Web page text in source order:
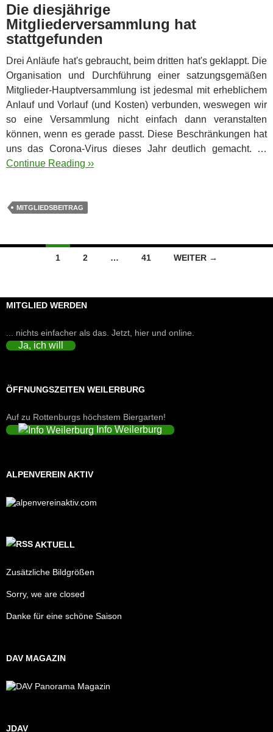
Die diesjährige
Mitgliederversammlung hat
stattgefunden
Drei Anläufe hat's gebraucht, beim dritten hat's geklappt. Die
Organisation und Durchführung einer satzungsgemäßen
Mitglieder-Hauptversammlung ist jedesmal mit erheblichem
Anlauf und Vorlauf (und Kosten) verbunden, weswegen wir
so eine Versammlung nicht einfach dann veranstalten
können, wenn es gerade passt. Diese Beschränkungen hat
uns das Corona-Virus dieses Jahr deutlich gemacht. …
Continue Reading ››
MITGLIEDSBEITRAG
Beitragsnavigation
1 2 … 41 WEITER →
MITGLIED WERDEN
... nichts einfacher als das. Jetzt, hier und online.
Ja, ich will
ÖFFNUNGSZEITEN WEILERBURG
Auf zu Rottenburgs höchstem Biergarten!
Info Weilerburg
ALPENVEREIN AKTIV
AKTUELL
Zusätzliche Bildgrößen
Sorry, we are closed
Danke für eine schöne Saison
DAV MAGAZIN
JDAV